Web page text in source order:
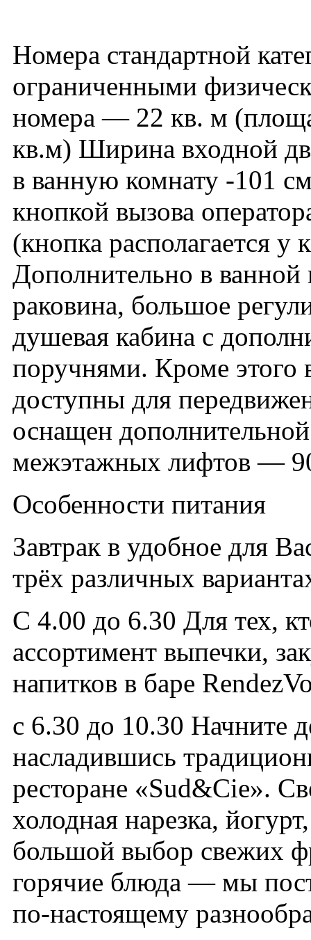
Номера стандартной
ограниченными
номера — 22 кв. м
кв.м) Ширина входной
в ванную комнату -101
кнопкой вызова
(кнопка располагается у
Дополнительно в ванной
раковина, большое
душевая кабина с
поручнями. Кроме этого
доступны для
оснащен
межэтажных лифтов —
Особенности питания
Завтрак в удобное для
трёх различных
С 4.00 до 6.30 Для тех,
ассортимент выпечки,
напитков в баре
с 6.30 до 10.30 Начните
насладившись
ресторане «Sud&Cie».
холодная нарезка,
большой выбор свежих
горячие блюда — мы
по-настоящему